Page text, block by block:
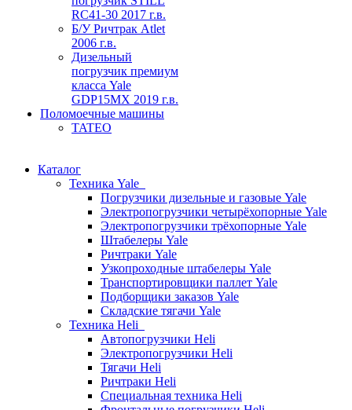
RC41-30 2017 г.в.
Б/У Ричтрак Atlet
2006 г.в.
Дизельный
погрузчик премиум
класса Yale
GDP15MX 2019 г.в.
Поломоечные машины
TATEO
Каталог
Техника Yale
Погрузчики дизельные и газовые Yale
Электропогрузчики четырёхопорные Yale
Электропогрузчики трёхопорные Yale
Штабелеры Yale
Ричтраки Yale
Узкопроходные штабелеры Yale
Транспортировщики паллет Yale
Подборщики заказов Yale
Складские тягачи Yale
Техника Heli
Автопогрузчики Heli
Электропогрузчики Heli
Тягачи Heli
Ричтраки Heli
Специальная техника Heli